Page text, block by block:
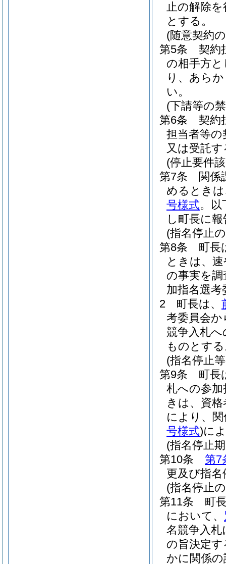
止の解除
とする。
(随意契約
第5条
契約
の相手方
り、あら
い。
(下請等の
第6条
契約
担当者等
又は受託
(停止要件
第7条
関係
めるとき
号様式。以
し町長に
(指名停止
第8条
町長
ときは、
の事実を
加指名選
2
町長は、
考委員会
競争入札
ものとす
(指名停止
第9条
町長
札への参
きは、資
により、
号様式)に
(指名停止
第10条
第7
更及び指
(指名停止
第11条
町
において、
名競争入
の旨決定
かに関係